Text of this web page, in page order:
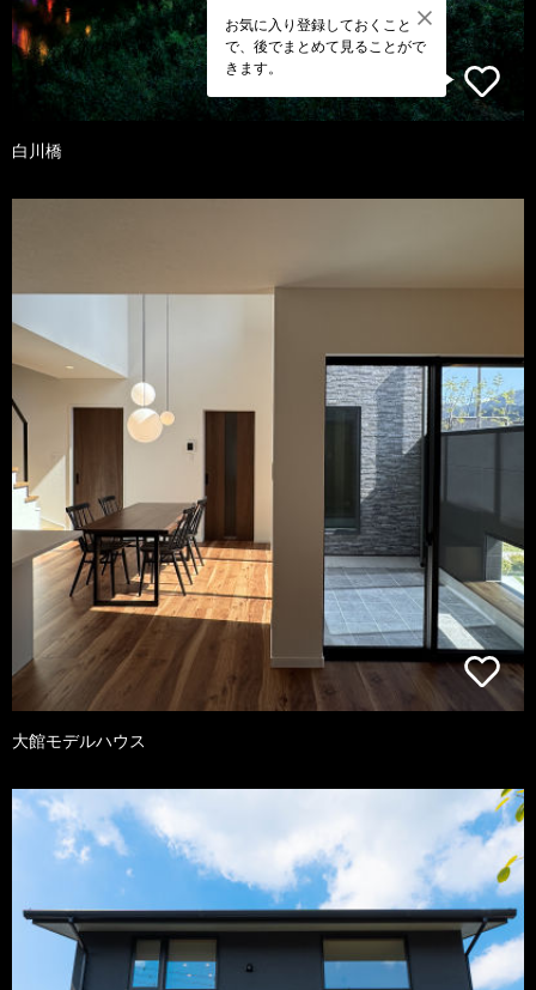
お気に入り登録しておくこと
で、後でまとめて見ることがで
きます。
白川橋
大館モデルハウス